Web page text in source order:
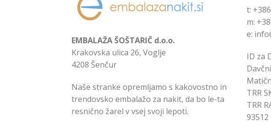
EMBALAŽA ŠOŠTARIČ d.o.o.
Krakovska ulica 26, Voglje
4208 Šenčur
Naše stranke opremljamo s kakovostno in
trendovsko embalažo za nakit, da bo le-ta
resnično žarel v vsej svoji lepoti.
t:
m:
e:
ID za
TRR
TRR
93512